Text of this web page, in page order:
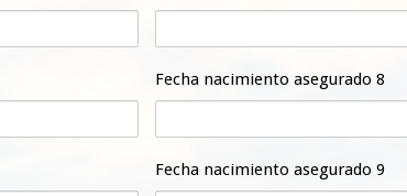
Fecha nacimiento asegurado 8
Fecha nacimiento asegurado 9